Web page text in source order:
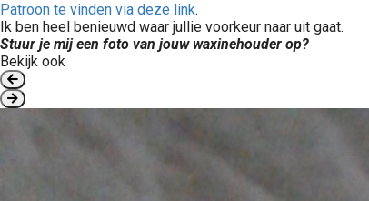
Patroon te vinden via deze link.
Ik ben heel benieuwd waar jullie voorkeur naar uit gaat.
Stuur je mij een foto van jouw waxinehouder op?
Bekijk ook